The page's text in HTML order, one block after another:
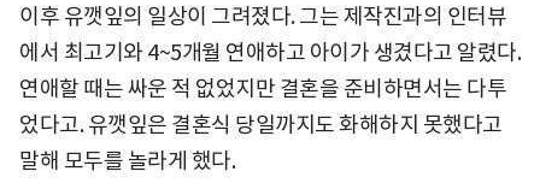
이후 유깻잎의 일상이 그려졌다. 그는 제작진과의 인터뷰
에서 최고기와 4~5개월 연애하고 아이가 생겼다고 알렸다.
연애할 때는 싸운 적 없었지만 결혼을 준비하면서는 다투
었다고. 유깻잎은 결혼식 당일까지도 화해하지 못했다고
말해 모두를 놀라게 했다.